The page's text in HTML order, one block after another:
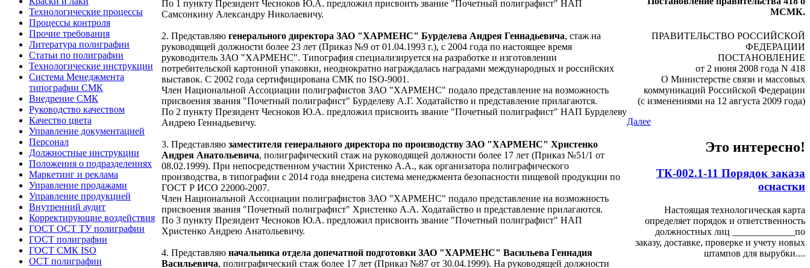
Технологические процессы
Процессы контроля
Прочие требования
Литература полиграфии
Статьи по полиграфии
Технологические инструкции
Система Менеджмента
типографии СМК
Внедрение СМК
Руководство качеством
Качество цвета
Управление документацией
Персонал
Должностные инструкции
Положения о подразделениях
Маркетинг и реклама
Управление продажами
Управление продукцией
Внутренний аудит
Корректирующие воздействия
ГОСТ ОСТ ТУ полиграфии
ГОСТ полиграфии
ГОСТ СМК ISO
ОСТ полиграфии
По 1 пункту Президент Чесноков Ю.А. предложил присвоить звание "Почетный полиграфист" НАП
Самсонкину Александру Николаевичу.
2. Представляю генерального директора ЗАО "ХАРМЕНС" Бурделева Андрея Геннадьевича, стаж на
руководящей должности более 23 лет (Приказ №9 от 01.04.1993 г.), с 2004 года по настоящее время
руководитель ЗАО "ХАРМЕНС". Типография специализируется на разработке и изготовлении
потребительской картонной упаковки, неоднократно награждалась наградами международных и российских
выставок. С 2002 года сертифицирована СМК по ISO-9001.
Член Национальной Ассоциации полиграфистов ЗАО "ХАРМЕНС" подало представление на возможность
присвоения звания "Почетный полиграфист" Бурделеву А.Г. Ходатайство и представление прилагаются.
По 2 пункту Президент Чесноков Ю.А. предложил присвоить звание "Почетный полиграфист" НАП Бурделеву
Андрею Геннадьевичу.
3. Представляю заместителя генерального директора по производству ЗАО "ХАРМЕНС" Христенко
Андрея Анатольевича, полиграфический стаж на руководящей должности более 17 лет (Приказ №51/1 от
08.02.1999). При непосредственном участии Христенко А.А., как организатора полиграфического
производства, в типографии с 2014 года внедрена система менеджмента безопасности пищевой продукции по
ГОСТ Р ИСО 22000-2007.
Член Национальной Ассоциации полиграфистов ЗАО "ХАРМЕНС" подало представление на возможность
присвоения звания "Почетный полиграфист" Христенко А.А. Ходатайство и представление прилагаются.
По 3 пункту Президент Чесноков Ю.А. предложил присвоить звание "Почетный полиграфист" НАП
Христенко Андрею Анатольевичу.
4. Представляю начальника отдела допечатной подготовки ЗАО "ХАРМЕНС" Васильева Геннадия
Васильевича, полиграфический стаж более 17 лет (Приказ №87 от 30.04.1999). На руководящей должности
МСМК.
ПРАВИТЕЛЬСТВО РОССИЙСКОЙ
ФЕДЕРАЦИИ
ПОСТАНОВЛЕНИЕ
от 2 июня 2008 года N 418
О Министерстве связи и массовых
коммуникаций Российской Федерации
(с изменениями на 12 августа 2009 года)
Далее
Это интересно!
ТК-002.1-11 Порядок заказа
оснастки
Настоящая технологическая карта
определяет порядок и ответственность
должностных лиц _____________по
заказу, доставке, проверке и учету новых
штампов для вырубки....